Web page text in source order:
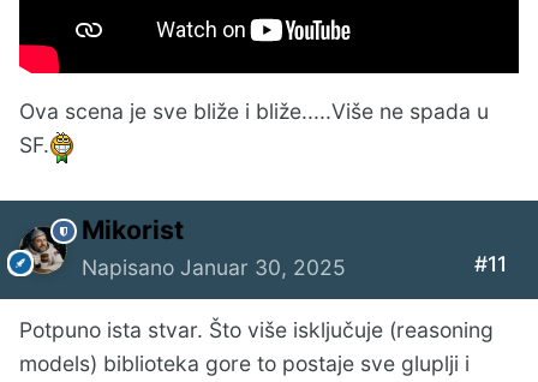
Ova scena je sve bliže i bliže.....Više ne spada u
SF.
Mikorist
Napisano Januar 30, 2025 #11
Potpuno ista stvar. Što više isključuje (reasoning
models) biblioteka gore to postaje sve gluplji i